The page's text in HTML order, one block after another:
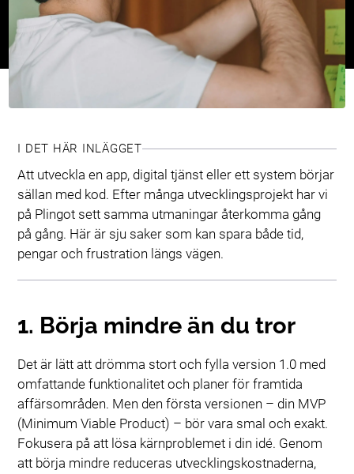
I DET HÄR INLÄGGET
Att utveckla en app, digital tjänst eller ett system börjar
sällan med kod. Efter många utvecklingsprojekt har vi
på Plingot sett samma utmaningar återkomma gång
på gång. Här är sju saker som kan spara både tid,
pengar och frustration längs vägen.
1. Börja mindre än du tror
Det är lätt att drömma stort och fylla version 1.0 med
omfattande funktionalitet och planer för framtida
affärsområden. Men den första versionen – din MVP
(Minimum Viable Product) – bör vara smal och exakt.
Fokusera på att lösa kärnproblemet i din idé. Genom
att börja mindre reduceras utvecklingskostnaderna,